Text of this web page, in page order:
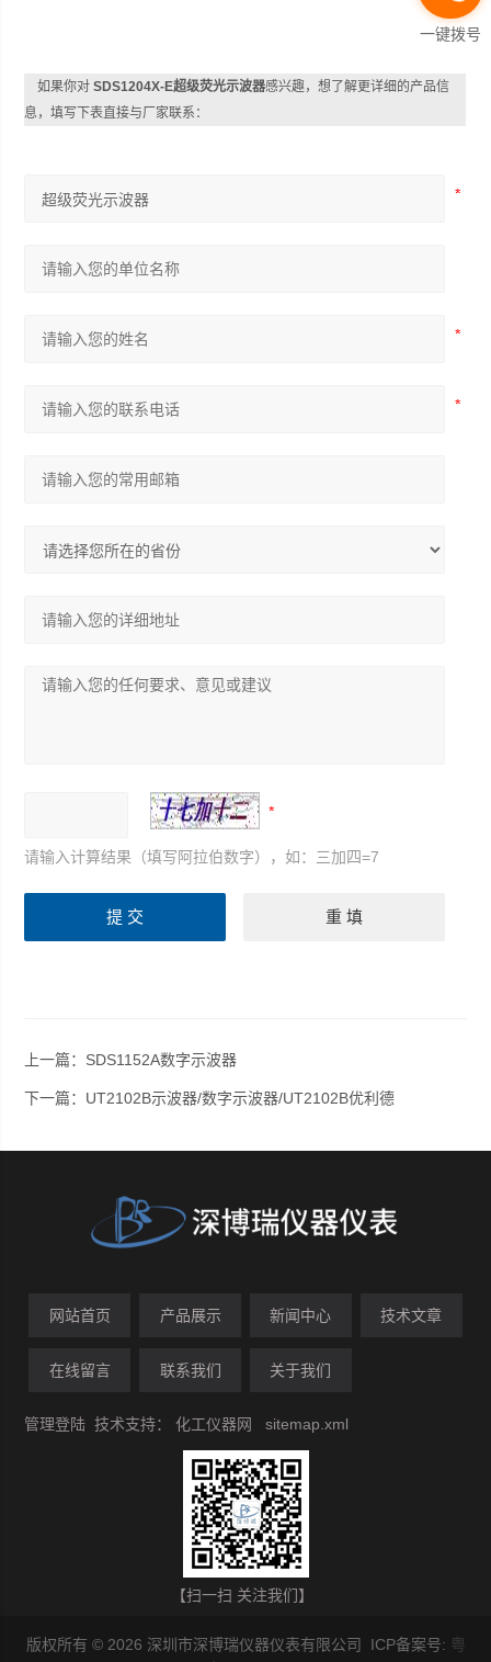
如果你对SDS1204X-E超级荧光示波器感兴趣，想了解更详细的产品信
息，填写下表直接与厂家联系：
请输入计算结果（填写阿拉伯数字），如：三加四=7
上一篇： SDS1152A数字示波器
下一篇： UT2102B示波器/数字示波器/UT2102B优利德
网站首页 产品展示 新闻中心 技术文章
在线留言 联系我们 关于我们
管理登陆 技术支持：化工仪器网 sitemap.xml
【扫一扫 关注我们】
版权所有 © 2026 深圳市深博瑞仪器仪表有限公司 ICP备案号: 粤
一键拨号